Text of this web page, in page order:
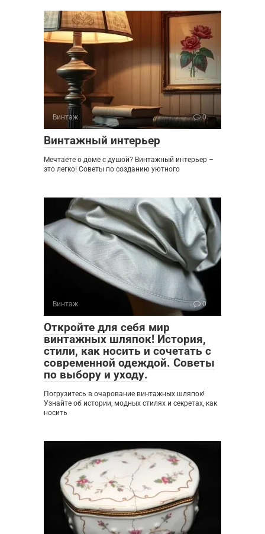
Винтаж 0
Винтажный интерьер
Мечтаете о доме с душой? Винтажный интерьер –
это легко! Советы по созданию уютного
Винтаж 0
Откройте для себя мир
винтажных шляпок! История,
стили, как носить и сочетать с
современной одеждой. Советы
по выбору и уходу.
Погрузитесь в очарование винтажных шляпок!
Узнайте об истории, модных стилях и секретах, как
носить